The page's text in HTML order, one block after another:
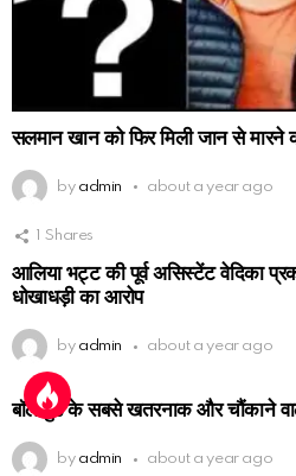
सलमान खान को फिर मिली जान से
by admin about a year ago
1 Shares
आलिया भट्ट की पूर्व असिस्टेंट वेदिका
धोखाधड़ी का आरोप
by admin about a year ago
बॉलीवुड के सबसे खतरनाक और चौंकाने
by admin about a year ago